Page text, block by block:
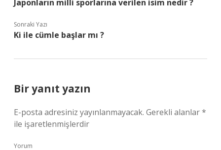
Japonların milli sporlarına verilen isim nedir ?
Sonraki Yazı
Ki ile cümle başlar mı ?
Bir yanıt yazın
E-posta adresiniz yayınlanmayacak. Gerekli alanlar*
ile işaretlenmişlerdir
Yorum